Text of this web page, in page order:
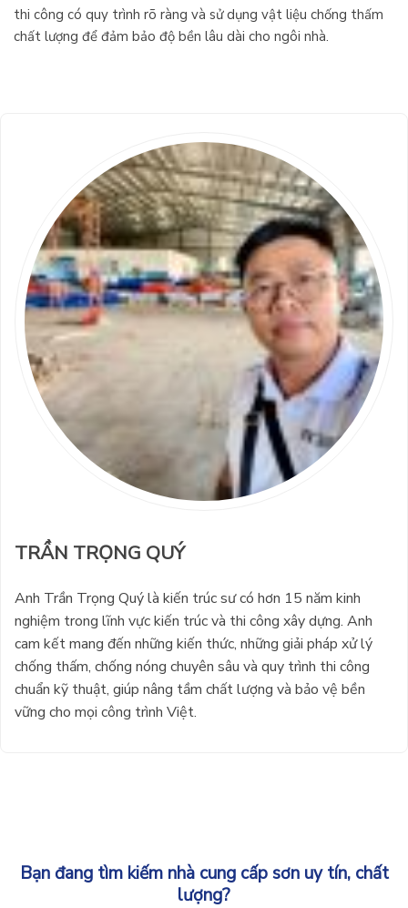
thi công có quy trình rõ ràng và sử dụng vật liệu chống thấm
chất lượng để đảm bảo độ bền lâu dài cho ngôi nhà.
TRẦN TRỌNG QUÝ
Anh Trần Trọng Quý là kiến trúc sư có hơn 15 năm kinh
nghiệm trong lĩnh vực kiến trúc và thi công xây dựng. Anh
cam kết mang đến những kiến thức, những giải pháp xử lý
chống thấm, chống nóng chuyên sâu và quy trình thi công
chuẩn kỹ thuật, giúp nâng tầm chất lượng và bảo vệ bền
vững cho mọi công trình Việt.
Bạn đang tìm kiếm nhà cung cấp sơn uy tín, chất
lượng?